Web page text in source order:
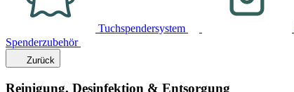
Tuchspendersystem
Spenderzubehör
Zurück
Reinigung, Desinfektion & Entsorgung